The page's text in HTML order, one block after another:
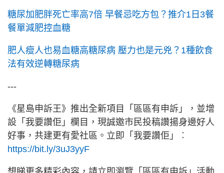
糖尿加肥胖死亡率高7倍 早餐忌吃方包？推介1日3餐
餐單減肥控血糖
肥人瘦人也易血糖高糖尿病 壓力也是元兇？1種飲食
法有效逆轉糖尿病
---
《星島申訴王》推出全新項目「區區有申訴」，並增
設「我要讚佢」欄目，現誠邀市民投稿讚揚身邊好人
好事，共建更有愛社區。立即「我要讚佢」︰
https://bit.ly/3uJ3yyF